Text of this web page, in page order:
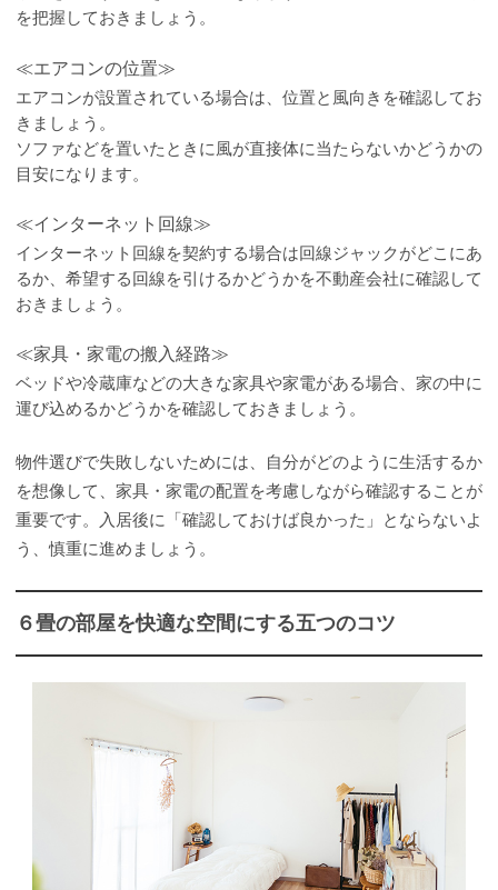
を把握しておきましょう。
≪エアコンの位置≫
エアコンが設置されている場合は、位置と風向きを確認してお
きましょう。
ソファなどを置いたときに風が直接体に当たらないかどうかの
目安になります。
≪インターネット回線≫
インターネット回線を契約する場合は回線ジャックがどこにあ
るか、希望する回線を引けるかどうかを不動産会社に確認して
おきましょう。
≪家具・家電の搬入経路≫
ベッドや冷蔵庫などの大きな家具や家電がある場合、家の中に
運び込めるかどうかを確認しておきましょう。
物件選びで失敗しないためには、自分がどのように生活するか
を想像して、家具・家電の配置を考慮しながら確認することが
重要です。入居後に「確認しておけば良かった」とならないよ
う、慎重に進めましょう。
６畳の部屋を快適な空間にする五つのコツ